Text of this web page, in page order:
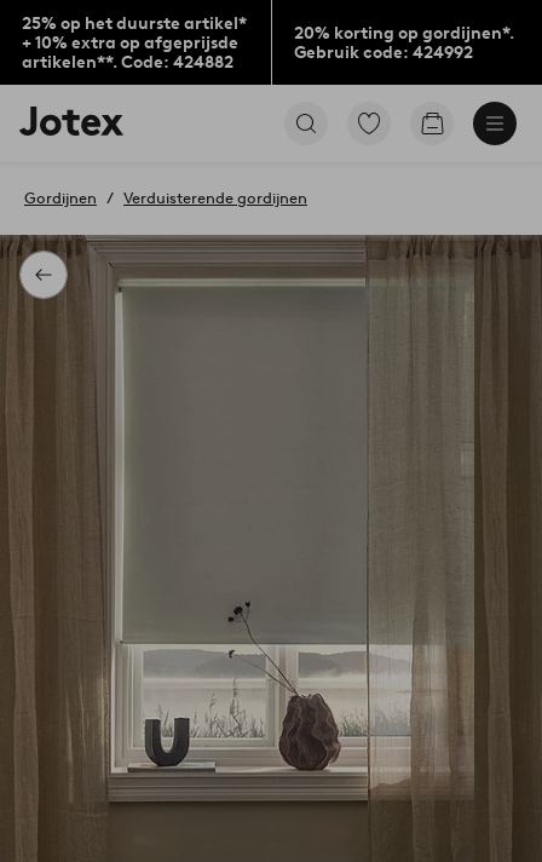
25% op het duurste artikel*
+ 10% extra op afgeprijsde
artikelen**. Code: 424882
20% korting op gordijnen*.
Gebruik code: 424992
Jotex
logo
to
home
page
Ga
Go
Terug
Gordijnen Verduisterende gordijnen